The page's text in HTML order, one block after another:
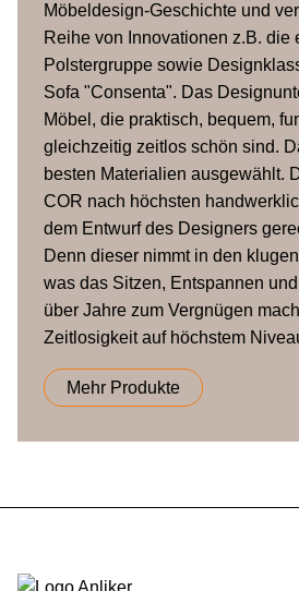
Möbeldesign-Geschichte und
Reihe von Innovationen z.B. die
Polstergruppe sowie
Sofa "Consenta". Das
Möbel, die praktisch, bequem,
gleichzeitig zeitlos schön sind.
besten Materialien ausgewählt.
COR nach höchsten
dem Entwurf des Designers
Denn dieser nimmt in den
was das Sitzen, Entspannen
über Jahre zum Vergnügen
Zeitlosigkeit auf höchstem
Mehr Produkte